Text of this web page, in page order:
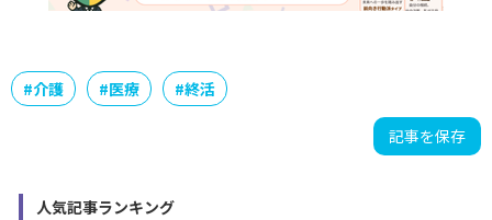
#介護 #医療 #終活
記事を保存
人気記事ランキング